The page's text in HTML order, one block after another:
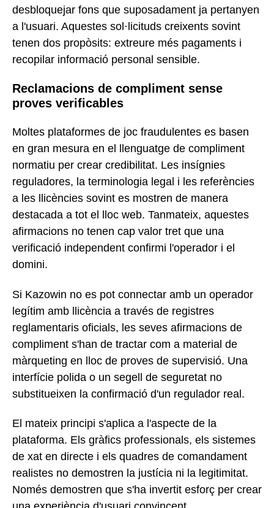
desbloquejar fons que suposadament ja pertanyen
a l'usuari. Aquestes sol·licituds creixents sovint
tenen dos propòsits: extreure més pagaments i
recopilar informació personal sensible.
Reclamacions de compliment sense
proves verificables
Moltes plataformes de joc fraudulentes es basen
en gran mesura en el llenguatge de compliment
normatiu per crear credibilitat. Les insígnies
reguladores, la terminologia legal i les referències
a les llicències sovint es mostren de manera
destacada a tot el lloc web. Tanmateix, aquestes
afirmacions no tenen cap valor tret que una
verificació independent confirmi l'operador i el
domini.
Si Kazowin no es pot connectar amb un operador
legítim amb llicència a través de registres
reglamentaris oficials, les seves afirmacions de
compliment s'han de tractar com a material de
màrqueting en lloc de proves de supervisió. Una
interfície polida o un segell de seguretat no
substitueixen la confirmació d'un regulador real.
El mateix principi s'aplica a l'aspecte de la
plataforma. Els gràfics professionals, els sistemes
de xat en directe i els quadres de comandament
realistes no demostren la justícia ni la legitimitat.
Només demostren que s'ha invertit esforç per crear